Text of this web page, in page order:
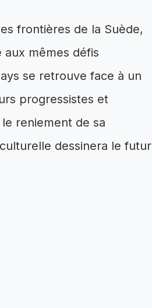
frontières de la Suède,
mêmes défis
se retrouve face à un
progressistes et
reniement de sa
dessinera le futur